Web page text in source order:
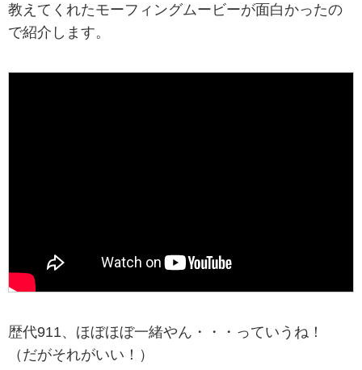
教えてくれたモーフィングムービーが面白かったの
で紹介します。
歴代911、ほぼほぼ一緒やん・・・っていうね！
（だがそれがいい！）